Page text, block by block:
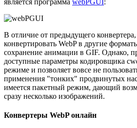
является программа webPGUI :
В отличие от предыдущего
конвертировать WebP в другие
сохранение анимации в GIF. Однако,
доступные параметры кодировщика
режиме и позволяет вовсе не
применения "тонких" продвинутых
имеется пакетный режим, дающий
сразу несколько изображений.
Конвертеры WebP онлайн